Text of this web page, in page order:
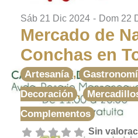
Sáb 21 Dic 2024 - Dom 22
Mercado de
Conchas en
Artesanía ,
Decoración ,
Complementos
Sin